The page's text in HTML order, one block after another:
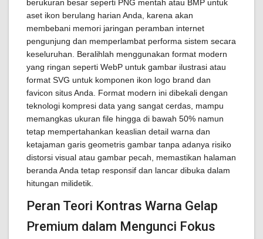
berukuran besar seperti PNG mentah atau BMP untuk
aset ikon berulang harian Anda, karena akan
membebani memori jaringan peramban internet
pengunjung dan memperlambat performa sistem secara
keseluruhan. Beralihlah menggunakan format modern
yang ringan seperti WebP untuk gambar ilustrasi atau
format SVG untuk komponen ikon logo brand dan
favicon situs Anda. Format modern ini dibekali dengan
teknologi kompresi data yang sangat cerdas, mampu
memangkas ukuran file hingga di bawah 50% namun
tetap mempertahankan keaslian detail warna dan
ketajaman garis geometris gambar tanpa adanya risiko
distorsi visual atau gambar pecah, memastikan halaman
beranda Anda tetap responsif dan lancar dibuka dalam
hitungan milidetik.
Peran Teori Kontras Warna Gelap
Premium dalam Mengunci Fokus